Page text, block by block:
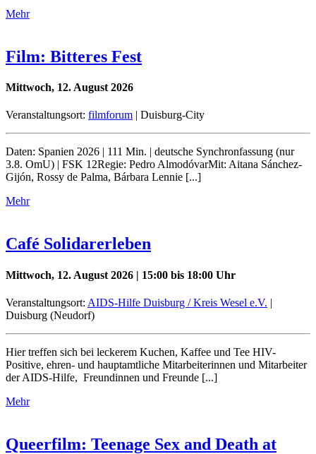
Mehr
Film: Bitteres Fest
Mittwoch, 12. August 2026
Veranstaltungsort: filmforum | Duisburg-City
Daten: Spanien 2026 | 111 Min. | deutsche Synchronfassung (nur
3.8. OmU) | FSK 12Regie: Pedro AlmodóvarMit: Aitana Sánchez-
Gijón, Rossy de Palma, Bárbara Lennie [...]
Mehr
Café Solidarerleben
Mittwoch, 12. August 2026 | 15:00 bis 18:00 Uhr
Veranstaltungsort: AIDS-Hilfe Duisburg / Kreis Wesel e.V. |
Duisburg (Neudorf)
Hier treffen sich bei leckerem Kuchen, Kaffee und Tee HIV-
Positive, ehren- und hauptamtliche Mitarbeiterinnen und Mitarbeiter
der AIDS-Hilfe, Freundinnen und Freunde [...]
Mehr
Queerfilm: Teenage Sex and Death at